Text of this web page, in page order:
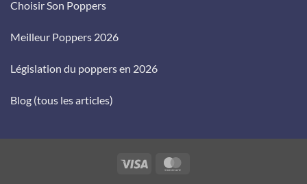
Choisir Son Poppers
Meilleur Poppers 2026
Législation du poppers en 2026
Blog (tous les articles)
Visa